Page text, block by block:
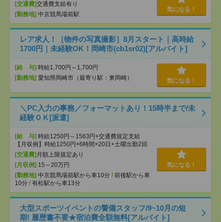
[交通費]交通費支給有り
[勤務地] 中京競馬場前駅
気になる！
レア求人！［物件の写真撮影］8月スタート｜高時給
1700円｜未経験OK！岡崎市(cb1sr02)[アルバイト]
[給 与] 時給1,700円～1,700円
[勤務地] 愛知県岡崎市（最寄り駅：東岡崎） 気になる！
＼PC入力の事務／フォーマットあり！15時半まで/未
経験ＯＫ[派遣]
[給 与] 時給1250円～1563円+交通費規定支給
【月収例】時給1250円×6時間×20日+土曜出勤2回
[交通費] 月額上限規定あり
[月収例] 15～20万円
[勤務地] 中京競馬場前駅から車10分 / 前後駅から車
10分 / 有松駅から車13分
気になる！
大型スポーツイベントの警備スタッフ/9~10月の短
期! 履歴書不要★宿泊費全額無料[アルバイト]